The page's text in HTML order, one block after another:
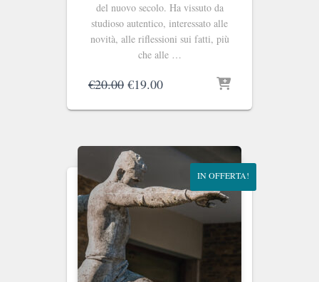
del nuovo secolo. Ha vissuto da
studioso autentico, interessato alle
novità, alle riflessioni sui fatti, più
che alle …
€20.00 Il
originale
€20.00.
€19.00Il
attuale
€19.00.
IN OFFERTA!